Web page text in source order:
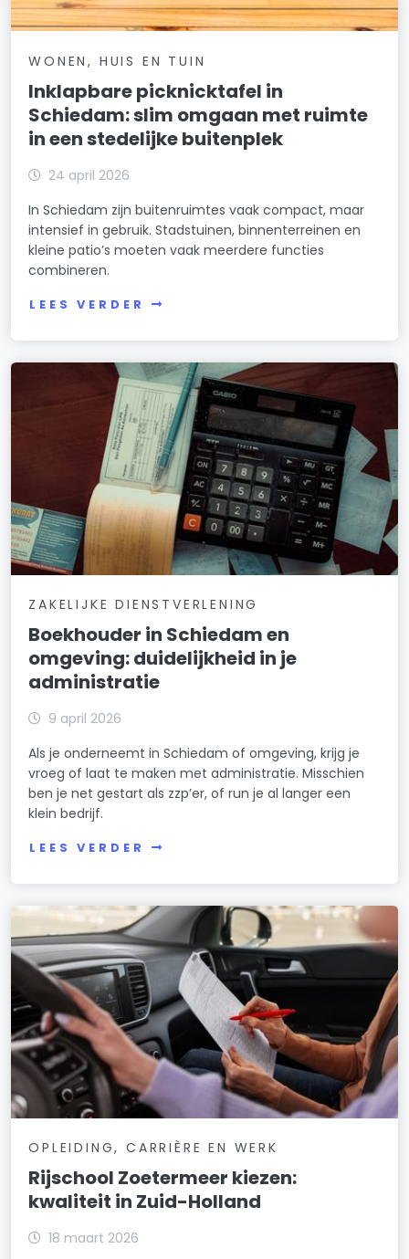
WONEN, HUIS EN TUIN
Inklapbare picknicktafel in
Schiedam: slim omgaan met ruimte
in een stedelijke buitenplek
24 april 2026
In Schiedam zijn buitenruimtes vaak compact, maar
intensief in gebruik. Stadstuinen, binnenterreinen en
kleine patio’s moeten vaak meerdere functies
combineren.
LEES VERDER
ZAKELIJKE DIENSTVERLENING
Boekhouder in Schiedam en
omgeving: duidelijkheid in je
administratie
9 april 2026
Als je onderneemt in Schiedam of omgeving, krijg je
vroeg of laat te maken met administratie. Misschien
ben je net gestart als zzp’er, of run je al langer een
klein bedrijf.
LEES VERDER
OPLEIDING, CARRIÈRE EN WERK
Rijschool Zoetermeer kiezen:
kwaliteit in Zuid-Holland
18 maart 2026